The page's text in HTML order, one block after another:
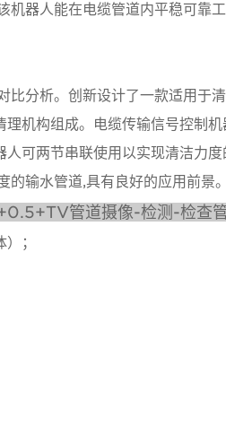
器人能在电缆管道内平稳可靠
比分析。创新设计了一款适用于
机构组成。电缆传输信号控制
可两节串联使用以实现清洁力
输水管道,具有良好的应用前景。
管道摄像-检测-检查
；